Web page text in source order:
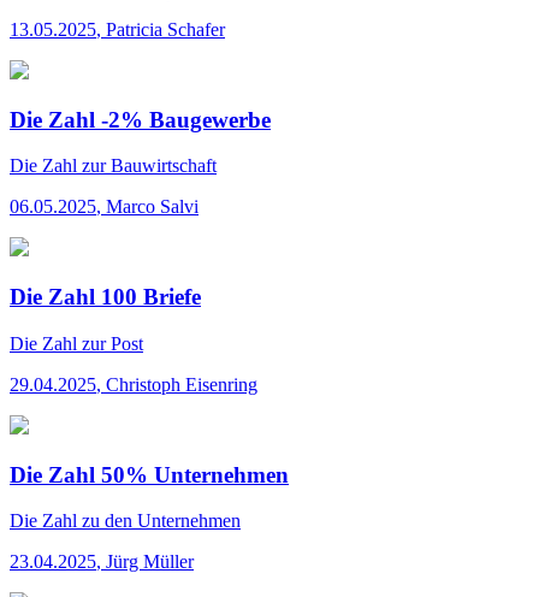
13.05.2025, Patricia Schafer
Die Zahl -2% Baugewerbe
Die Zahl zur Bauwirtschaft
06.05.2025, Marco Salvi
Die Zahl 100 Briefe
Die Zahl zur Post
29.04.2025, Christoph Eisenring
Die Zahl 50% Unternehmen
Die Zahl zu den Unternehmen
23.04.2025, Jürg Müller